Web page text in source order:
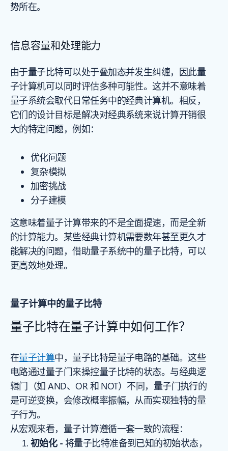
势所在。
信息容量和处理能力
由于量子比特可以处于叠加态并发生纠缠，因此量
子计算机可以同时评估多种可能性。这并不意味着
量子系统会取代日常任务中的经典计算机。相反，
它们的设计目标是解决对经典系统来说计算开销很
大的特定问题，例如：
优化问题
复杂模拟
加密挑战
分子建模
这意味着量子计算带来的不是全面提速，而是全新
的计算能力。某些经典计算机需要数年甚至更久才
能解决的问题，借助量子系统中的量子比特，可以
更高效地处理。
量子计算中的量子比特
量子比特在量子计算中如何工作？
在量子计算中，量子比特是量子电路的基础。这些
电路通过量子门来操控量子比特的状态。与经典逻
辑门（如 AND、OR 和 NOT）不同，量子门执行的
是可逆变换，会修改概率振幅，从而实现独特的量
子行为。
从宏观来看，量子计算遵循一套一致的流程：
初始化 - 将量子比特准备到已知的初始状态，